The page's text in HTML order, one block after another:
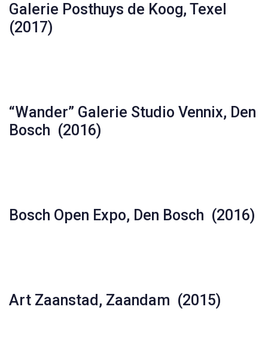
Galerie Posthuys de Koog, Texel
(2017)
“Wander” Galerie Studio Vennix, Den
Bosch (2016)
Bosch Open Expo, Den Bosch (2016)
Art Zaanstad, Zaandam (2015)